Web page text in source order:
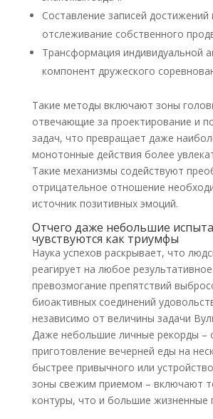
Составление записей достижений
отслеживание собственного
Трансформация индивидуальной
компонент дружеского
Такие методы включают зоны
отвечающие за проектирование и
задач, что превращает даже
монотонные действия более
Такие механизмы содействуют
отрицательное отношение
источник позитивных эмоций.
Отчего даже небольшие
чувствуются как триумфы
Наука успехов раскрывает, что
реагирует на любое результативное
превозмогание препятствий
биоактивных соединений
независимо от величины задачи
Даже небольшие личные рекорды –
приготовление вечерней еды на
быстрее привычного или
зоны свежим приемом – включают
контуры, что и большие жизненные